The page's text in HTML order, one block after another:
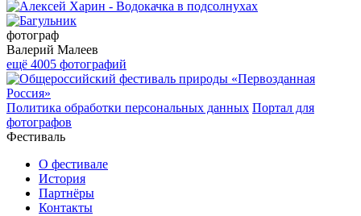
фотограф
Валерий Малеев
ещё 4005 фотографий
Политика обработки персональных данных Портал для
фотографов
Фестиваль
О фестивале
История
Партнёры
Контакты